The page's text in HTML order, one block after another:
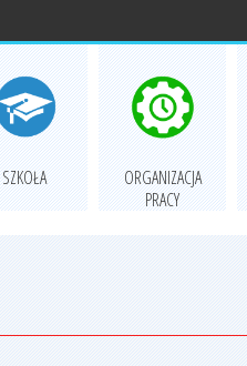
SZKOŁA
ORGANIZACJA
PRACY